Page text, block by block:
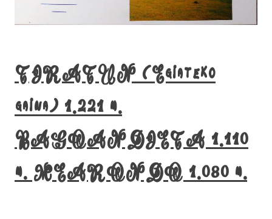
TIRATUN (Egiateko
gaina) 1.221 m.
BAGOANDIETA 1.110
m. MEARONDO 1.080 m.